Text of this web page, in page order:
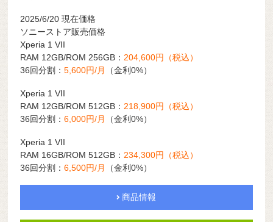
2025/6/20 現在価格
ソニーストア販売価格
Xperia 1 VII
RAM 12GB/ROM 256GB： 204,600円（税込）
36回分割：5,600円/月 （金利0%）
Xperia 1 VII
RAM 12GB/ROM 512GB： 218,900円（税込）
36回分割：6,000円/月 （金利0%）
Xperia 1 VII
RAM 16GB/ROM 512GB： 234,300円（税込）
36回分割：6,500円/月 （金利0%）
商品情報